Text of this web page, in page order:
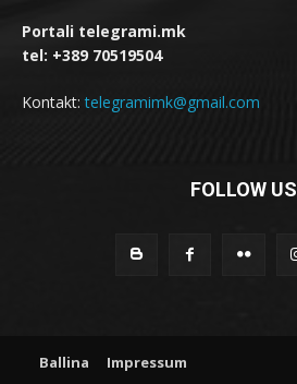
Portali telegrami.mk
tel: +389 70519504
Kontakt:telegramimk@gmail.com
FOLLOW US
Ballina Impressum